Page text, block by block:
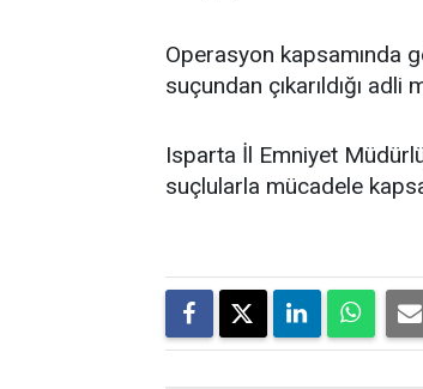
Operasyon kapsamında
suçundan çıkarıldığı
Isparta İl Emniyet
suçlularla mücadele